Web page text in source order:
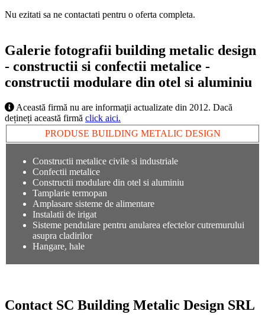
Nu ezitati sa ne contactati pentru o oferta completa.
Galerie fotografii building metalic design
- constructii si confectii metalice -
constructii modulare din otel si aluminiu
Această firmă nu are informaţii actualizate din 2012. Dacă
dețineți această firmă click aici.
PRODUSE BUILDING METALIC DESIGN
Constructii metalice civile si industriale
Confectii metalice
Constructii modulare din otel si aluminiu
Tamplarie termopan
Amplasare sisteme de alimentare
Instalatii de irigat
Sisteme pendulare pentru anularea efectelor cutremurului
asupra cladirilor
Hangare, hale
Contact SC Building Metalic Design SRL